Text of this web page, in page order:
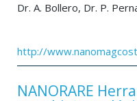
Dr. A. Bollero, Dr. P.
http://
NANORARE